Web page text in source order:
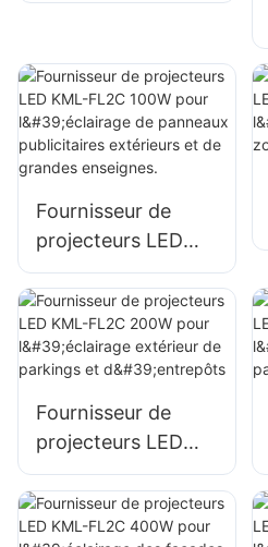
et de quai
Fournisseur de
projecteurs LED
KML-FL2C 100W
pour l'éclairage de
panneaux
publicitaires
grandes enseignes.
Fournisseur de
projecteurs LED
KML-FL2C 200W
pour l'éclairage
extérieur de